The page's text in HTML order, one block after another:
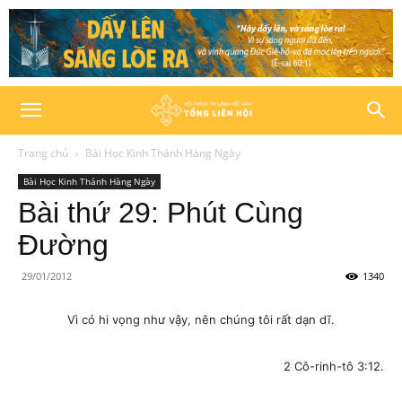
Trang chủ Bài Học Kinh Thánh Hàng Ngày
Bài Học Kinh Thánh Hàng Ngày
Bài thứ 29: Phút Cùng
Đường
29/01/2012 1340
Vì có hi vọng như vậy, nên chúng tôi rất dạn dĩ.
2 Cô-rinh-tô 3:12.